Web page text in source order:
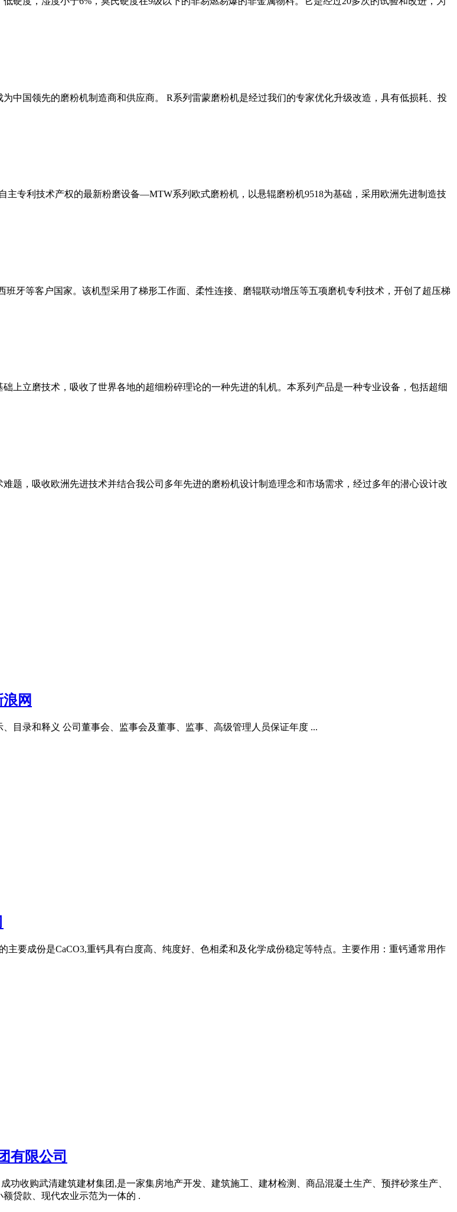
中国领先的磨粉机制造商和供应商。 R系列雷蒙磨粉机是经过我们的专家优化升级改造，具有低损耗、投
专利技术产权的最新粉磨设备—MTW系列欧式磨粉机，以悬辊磨粉机9518为基础，采用欧洲先进制造技
牙等客户国家。该机型采用了梯形工作面、柔性连接、磨辊联动增压等五项磨机专利技术，开创了超压梯
上立磨技术，吸收了世界各地的超细粉碎理论的一种先进的轧机。本系列产品是一种专业设备，包括超细
题，吸收欧洲先进技术并结合我公司多年先进的磨粉机设计制造理念和市场需求，经过多年的潜心设计改
网
目录和释义 公司董事会、监事会及董事、监事、高级管理人员保证年度 ...
要成份是CaCO3,重钙具有白度高、纯度好、色相柔和及化学成份稳定等特点。主要作用：重钙通常用作
有限公司
功收购武清建筑建材集团,是一家集房地产开发、建筑施工、建材检测、商品混凝土生产、预拌砂浆生产、
贷款、现代农业示范为一体的 .